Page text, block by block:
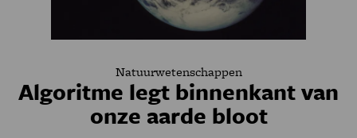
Natuurwetenschappen
Algoritme legt binnenkant van
onze aarde bloot